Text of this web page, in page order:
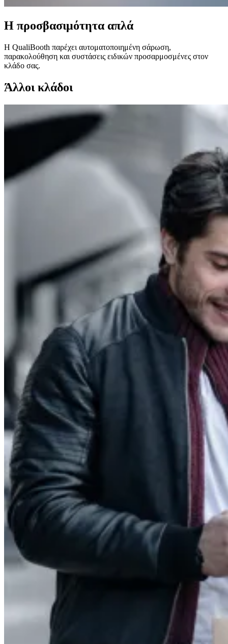
Η προσβασιμότητα απλά
Η QualiBooth παρέχει αυτοματοποιημένη σάρωση,
παρακολούθηση και συστάσεις ειδικών προσαρμοσμένες στον
κλάδο σας.
Άλλοι κλάδοι